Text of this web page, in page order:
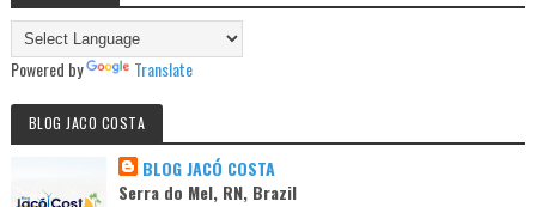
Powered by Translate
BLOG JACO COSTA
BLOG JACÓ COSTA
Serra do Mel, RN, Brazil